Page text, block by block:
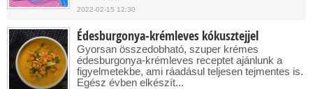
2022-02-15 12:30
Édesburgonya-krémleves kókusztejjel
Gyorsan összedobható, szuper krémes
édesburgonya-krémleves receptet ajánlunk a
figyelmetekbe, ami ráadásul teljesen tejmentes is.
Egész évben elkészít...